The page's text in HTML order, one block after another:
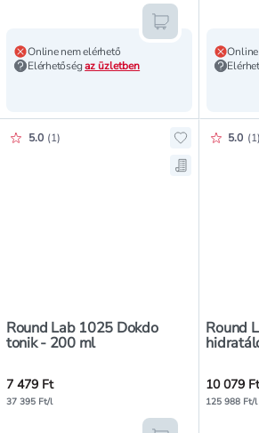
Online nem elérhető
Elérhetőségaz üzletben
Kosárba teszem
Round Lab 1025 Dokdo
tonik - 200 ml
Értékelés pontszáma:
5.0 (1)
Hozzáadás
Mentés a
7 479 Ft
37 395 Ft/l
Round
5.0 (1)
10 079
125 988 Ft/l